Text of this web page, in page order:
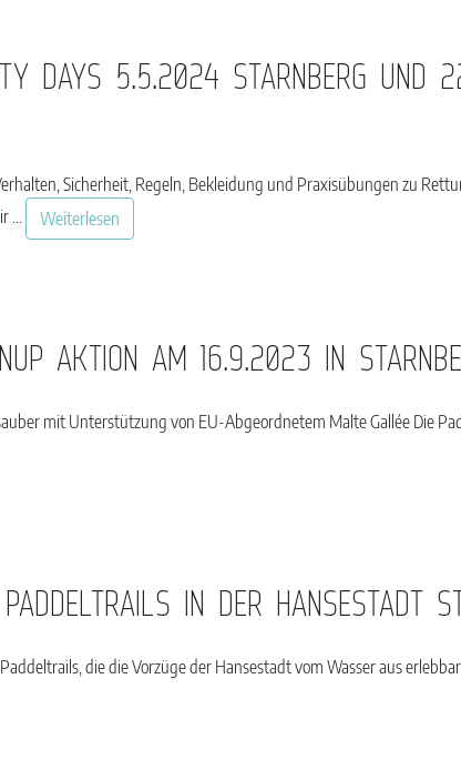
DAYS 5.5.2024 STARNBERG UND
Sicherheit, Regeln, Bekleidung und Praxisübungen zu
...
Weiterlesen
AKTION AM 16.9.2023 IN
mit Unterstützung von EU-Abgeordnetem Malte Gallée Die
IN DER HANSESTADT
die die Vorzüge der Hansestadt vom Wasser aus